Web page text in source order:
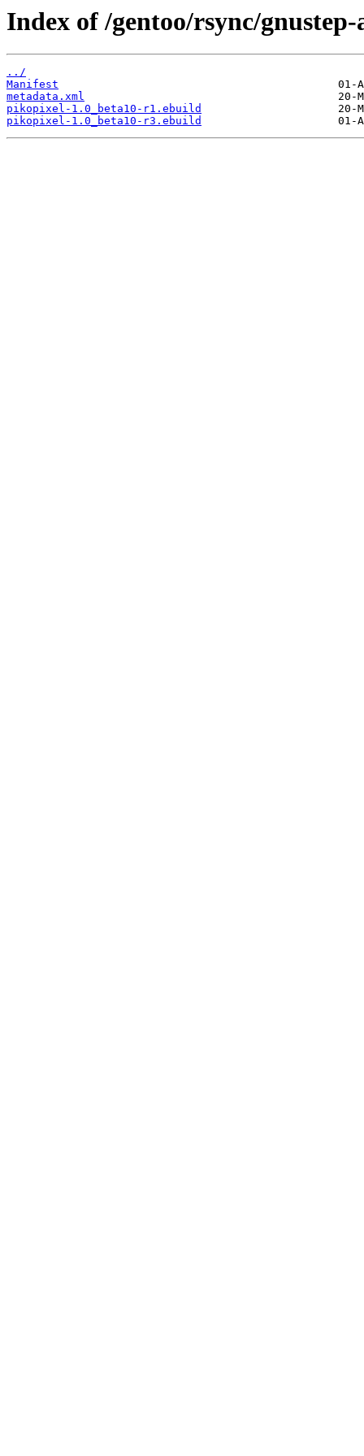
Index of /gentoo/rsync/
../
Manifest
metadata.xml
pikopixel-1.0_beta10-r1.ebuild
pikopixel-1.0_beta10-r3.ebuild